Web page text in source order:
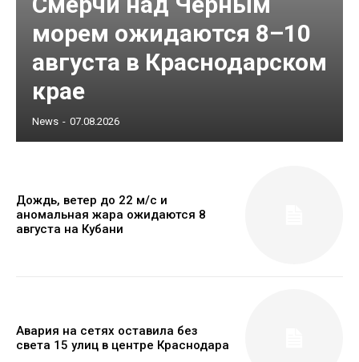
морем ожидаются 8–10
августа в Краснодарском
крае
News - 07.08.2026
Дождь, ветер до 22 м/с и
аномальная жара ожидаются 8
августа на Кубани
Авария на сетях оставила без
света 15 улиц в центре Краснодара